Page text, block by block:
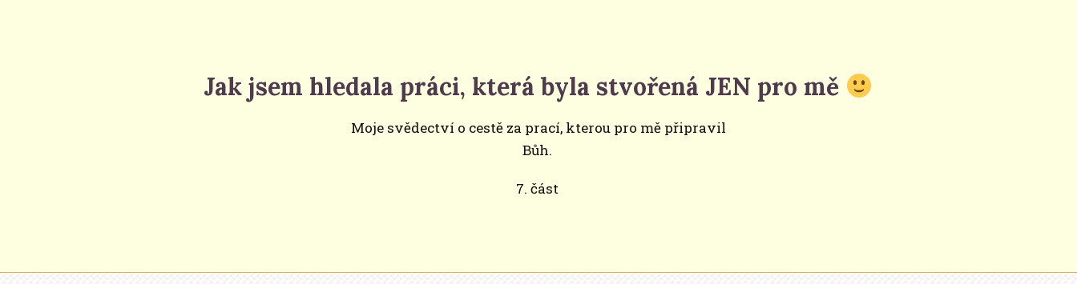
Jak jsem hledala práci, která byla stvořená JEN pro mě
Moje svědectví o cestě za prací, kterou pro mě připravil
Bůh.
7. část